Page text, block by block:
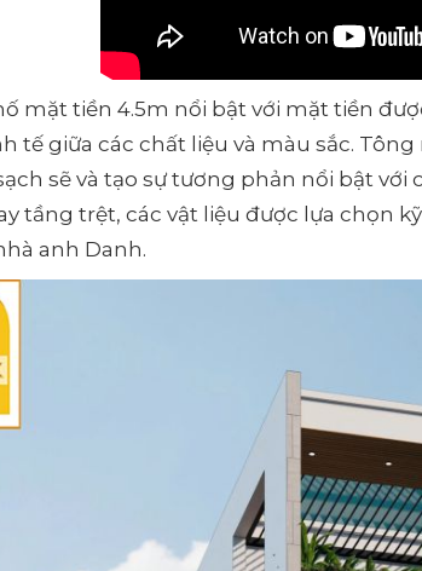
mặt tiền 4.5m nổi bật với mặt tiền
tế giữa các chất liệu và màu sắc.
sẽ và tạo sự tương phản nổi bật
tầng trệt, các vật liệu được lựa chọn
anh Danh.